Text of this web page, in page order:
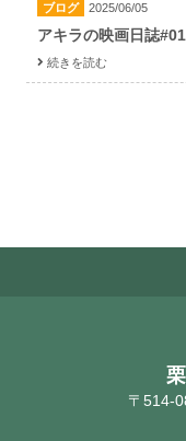
ブログ 2025/06/05
アキラの映画日誌
続きを読む
〒514-